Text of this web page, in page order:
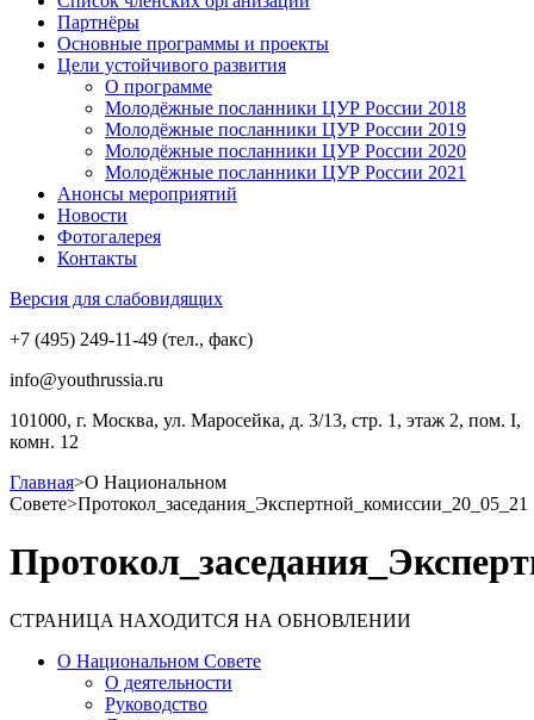
Партнёры
Основные программы и проекты
Цели устойчивого развития
О программе
Молодёжные посланники ЦУР России 2018
Молодёжные посланники ЦУР России 2019
Молодёжные посланники ЦУР России 2020
Молодёжные посланники ЦУР России 2021
Анонсы мероприятий
Новости
Фотогалерея
Контакты
Версия для слабовидящих
+7 (495) 249-11-49 (тел., факс)
info@youthrussia.ru
101000, г. Москва, ул. Маросейка, д. 3/13, стр. 1, этаж 2, пом. I,
комн. 12
Главная>О Национальном
Совете>Протокол_заседания_Экспертной_комиссии_20_05_21
СТРАНИЦА НАХОДИТСЯ НА ОБНОВЛЕНИИ
О Национальном Совете
О деятельности
Руководство